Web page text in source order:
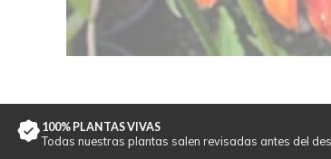
100% PLANTAS VIVAS
Todas nuestras plantas salen revisadas antes del